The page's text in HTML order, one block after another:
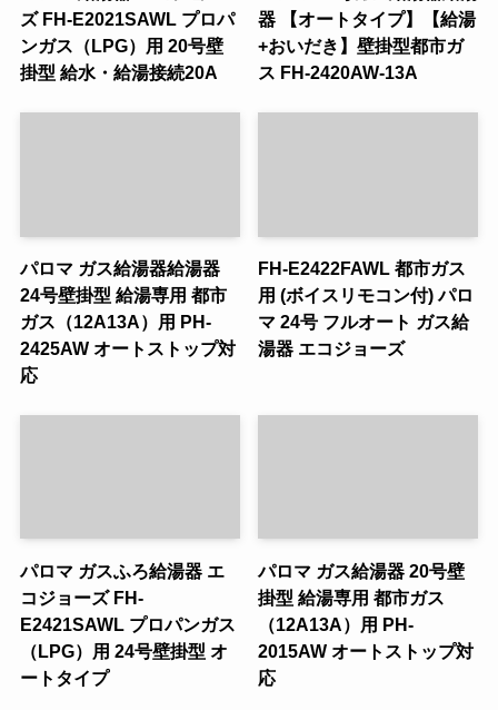
ズ FH-E2021SAWL プロパ
ンガス（LPG）用 20号壁
掛型 給水・給湯接続20A
器 【オートタイプ】【給湯
+おいだき】壁掛型都市ガ
ス FH-2420AW-13A
パロマ ガス給湯器給湯器
24号壁掛型 給湯専用 都市
ガス（12A13A）用 PH-
2425AW オートストップ対
応
FH-E2422FAWL 都市ガス
用 (ボイスリモコン付) パロ
マ 24号 フルオート ガス給
湯器 エコジョーズ
パロマ ガスふろ給湯器 エ
コジョーズ FH-
E2421SAWL プロパンガス
（LPG）用 24号壁掛型 オ
ートタイプ
パロマ ガス給湯器 20号壁
掛型 給湯専用 都市ガス
（12A13A）用 PH-
2015AW オートストップ対
応